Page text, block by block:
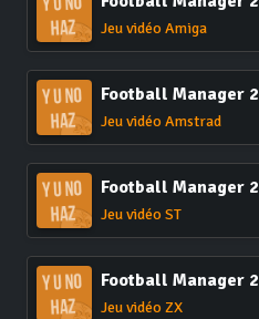
Jeu vidéo Amiga
Football Manager 2
Jeu vidéo Amstrad
Football Manager 2
Jeu vidéo ST
Football Manager 2
Jeu vidéo ZX